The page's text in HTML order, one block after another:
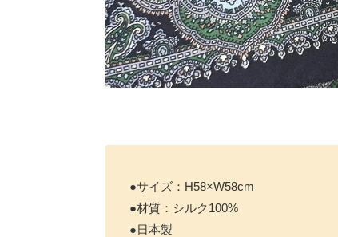
●サイズ：H58×W58cm
●材質：シルク100%
●日本製